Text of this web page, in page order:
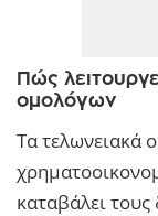
Πώς
ομολόγων
Τα τελωνειακά
καταβάλει